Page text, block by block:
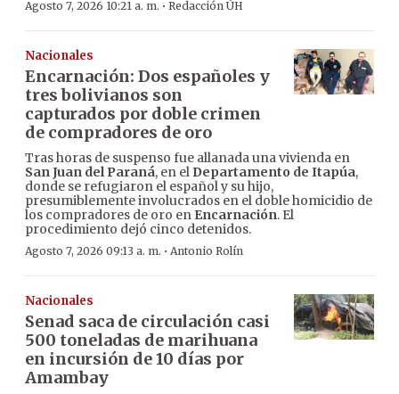
Agosto 7, 2026 10:21 a. m. · Redacción ÚH
Nacionales
Encarnación: Dos españoles y
tres bolivianos son
capturados por doble crimen
de compradores de oro
Tras horas de suspenso fue allanada una vivienda en
San Juan del Paraná, en el Departamento de Itapúa,
donde se refugiaron el español y su hijo,
presumiblemente involucrados en el doble homicidio de
los compradores de oro en Encarnación. El
procedimiento dejó cinco detenidos.
Agosto 7, 2026 09:13 a. m. · Antonio Rolín
Nacionales
Senad saca de circulación casi
500 toneladas de marihuana
en incursión de 10 días por
Amambay